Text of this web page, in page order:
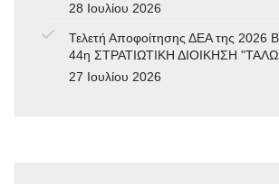
28 Ιουλίου 2026
Τελετή Αποφοίτησης ΔΕΑ της 2026
44η ΣΤΡΑΤΙΩΤΙΚΗ ΔΙΟΙΚΗΣΗ
27 Ιουλίου 2026